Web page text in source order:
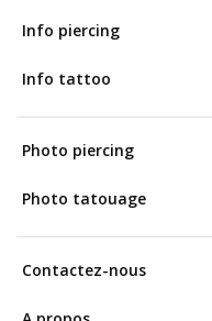
Info piercing
Info tattoo
Photo piercing
Photo tatouage
Contactez-nous